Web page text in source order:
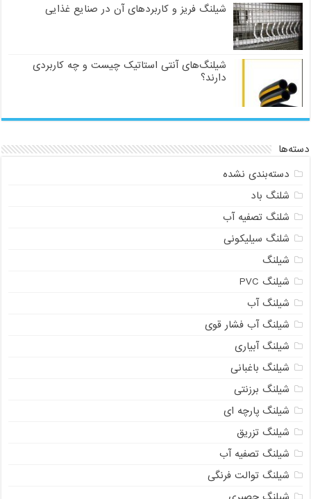
شیلنگ فریز و کاربردهای آن در صنایع غذایی
شیلنگ‌های آنتی استاتیک چیست و چه کاربردی
دارند؟
دسته‌ها
دسته‌بندی نشده
شلنگ باد
شلنگ تصفیه آب
شلنگ سیلیکونی
شیلنگ
شیلنگ PVC
شیلنگ آب
شیلنگ آب فشار قوی
شیلنگ آبیاری
شیلنگ باغبانی
شیلنگ برزنتی
شیلنگ پارچه ای
شیلنگ تزریق
شیلنگ تصفیه آب
شیلنگ توالت فرنگی